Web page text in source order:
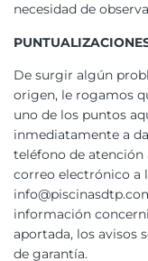
necesidad de
De surgir algún
origen, le rogamos
uno de los puntos
inmediatamente a
teléfono de atención
correo electrónico a
información
aportada, los avisos
de garantía.